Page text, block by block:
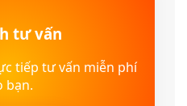
tư vấn
tiếp tư vấn miễn phí
bạn.